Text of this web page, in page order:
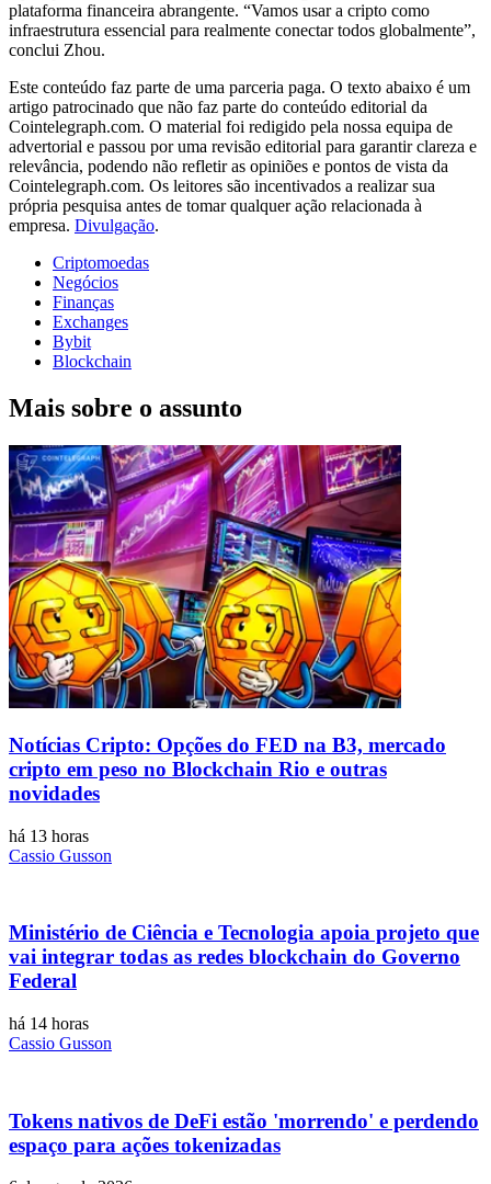
plataforma financeira abrangente. “Vamos usar a cripto como
infraestrutura essencial para realmente conectar todos globalmente”,
conclui Zhou.
Este conteúdo faz parte de uma parceria paga. O texto abaixo é um
artigo patrocinado que não faz parte do conteúdo editorial da
Cointelegraph.com. O material foi redigido pela nossa equipa de
advertorial e passou por uma revisão editorial para garantir clareza e
relevância, podendo não refletir as opiniões e pontos de vista da
Cointelegraph.com. Os leitores são incentivados a realizar sua
própria pesquisa antes de tomar qualquer ação relacionada à
empresa. Divulgação.
Criptomoedas
Negócios
Finanças
Exchanges
Bybit
Blockchain
Mais sobre o assunto
Notícias Cripto: Opções do FED na B3, mercado
cripto em peso no Blockchain Rio e outras
novidades
há 13 horas
Cassio Gusson
Ministério de Ciência e Tecnologia apoia projeto que
vai integrar todas as redes blockchain do Governo
Federal
há 14 horas
Cassio Gusson
Tokens nativos de DeFi estão 'morrendo' e perdendo
espaço para ações tokenizadas